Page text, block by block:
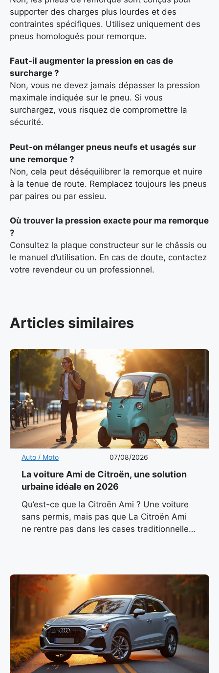
supporter des charges plus lourdes et des
contraintes spécifiques. Utilisez uniquement des
pneus homologués pour remorque.
Faut-il augmenter la pression en cas de
surcharge ?
Non, vous ne devez jamais dépasser la pression
maximale indiquée sur le pneu. Si vous
surchargez, vous risquez de compromettre la
sécurité.
Peut-on mélanger pneus neufs et usagés sur
une remorque ?
Non, cela peut déséquilibrer la remorque et nuire
à la tenue de route. Remplacez toujours les pneus
par paires ou par essieu.
Où trouver la pression exacte pour ma remorque
?
Consultez la plaque constructeur sur le châssis ou
le manuel d’utilisation. En cas de doute, contactez
votre revendeur ou un professionnel.
Articles similaires
Auto / Moto 07/08/2026
La voiture Ami de Citroën, une solution
urbaine idéale en 2026
Qu’est-ce que la Citroën Ami ? Une voiture
sans permis, mais pas que La Citroën Ami
ne rentre pas dans les cases traditionnelles.